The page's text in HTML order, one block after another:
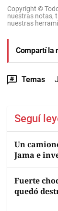
Copyright ©
nuestras notas,
nuestras
Compartí la
Temas
Seguí
Un
Jama e
Fuerte
quedó